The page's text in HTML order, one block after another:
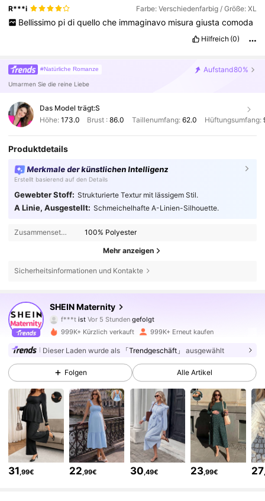
R***i Farbe: Verschiedenfarbig / Größe: XL
Bellissimo pi di quello che immaginavo misura giusta comoda
Hilfreich (0)
#Natürliche Romanze Aufstand80%
Umarmen Sie die reine Liebe
Das Model trägt:S
Höhe: 173.0 Brust :86.0 Taillenumfang: 62.0 Hüftungsumfang:
Produktdetails
Merkmale der künstlichen Intelligenz
Erstellt basierend auf den Details
Gewebter Stoff: Strukturierte Textur mit lässigem Stil.
A Linie, Ausgestellt: Schmeichelhafte A-Linien-Silhouette.
Zusammensetzung: 100% Polyester
Mehr anzeigen
Sicherheitsinformationen und Kontakte
SHEIN Maternity
l***2 ist am Durchsuchen
4,78
481K Follower
4,78
4,78 481K Follower
4,78 481K Follower
999K+ Kürzlich verkauft 999K+ Erneut kaufen
Dieser Laden wurde als 「Trendgeschäft」 ausgewählt
Folgen Alle Artikel
31,99€ 22,99€ 30,49€ 23,99€ 27